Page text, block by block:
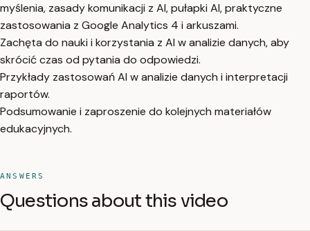
myślenia, zasady komunikacji z AI, pułapki AI, praktyczne
zastosowania z Google Analytics 4 i arkuszami.
Zachęta do nauki i korzystania z AI w analizie danych, aby
skrócić czas od pytania do odpowiedzi.
Przykłady zastosowań AI w analizie danych i interpretacji
raportów.
Podsumowanie i zaproszenie do kolejnych materiałów
edukacyjnych.
ANSWERS
Questions about this video